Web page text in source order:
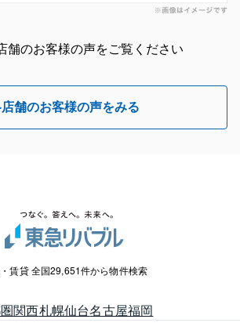
舗のお客様の声をご覧ください
舗のお客様の声をみる
賃貸 全国29,651件から物件検索
関西札幌仙台名古屋福岡